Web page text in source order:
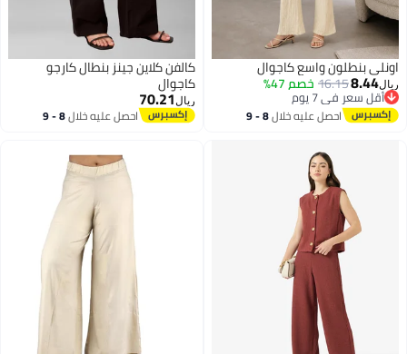
اونلي بنطلون واسع كاجوال
ريال8.44
16.15خصم 47%
أقل سعر في 7 يوم
أقل سعر في 7 يوماحصل عليه خلال 8 - 9
كالفن كلاين جينز بنطال كارجو
كاجوال
ريال70.21
احصل عليه خلال 8 - 9